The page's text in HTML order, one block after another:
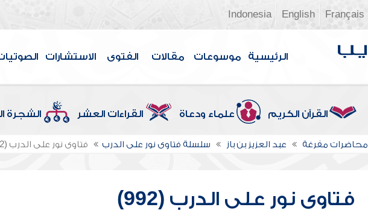
Français
English
Indonesia
الرئيسية موسوعات مقالات الفتوى الاستشارات
القرآن الكريم علماء ودعاة القراءات العشر الشجرة
محاضرات مفرغة عبد العزيز بن باز سلسلة فتاوى نور على الدرب فتاوى نور على الدرب (992)
فتاوى نور على الدرب (992)